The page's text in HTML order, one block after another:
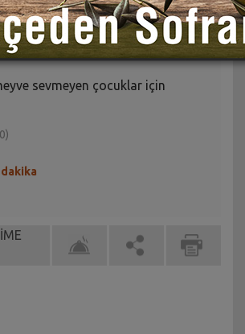
Tarifi
sevmeyen çocuklar için
dakika